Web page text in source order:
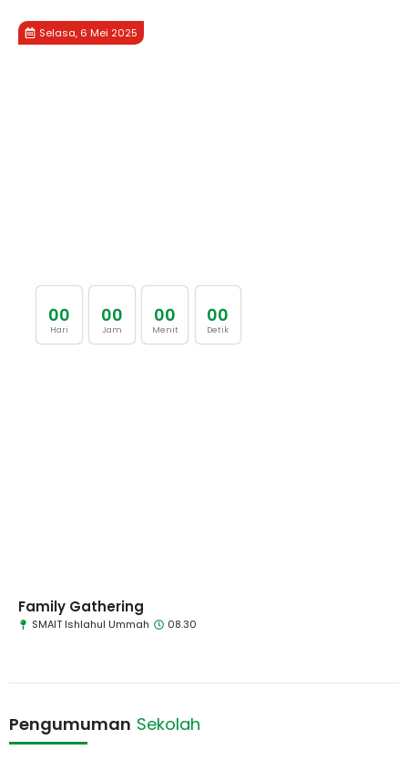
Selasa, 6 Mei 2025
Family Gathering
SMAIT Ishlahul Ummah 08.30
00
Hari
00
Jam
00
Menit
00
Detik
Pengumuman Sekolah